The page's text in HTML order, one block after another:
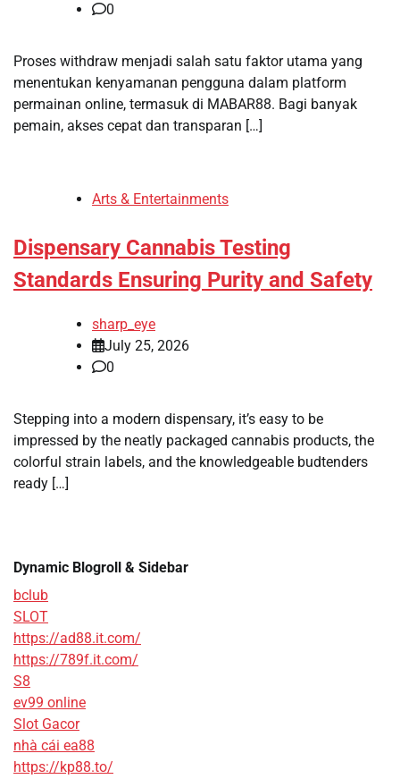
0
Proses withdraw menjadi salah satu faktor utama yang
menentukan kenyamanan pengguna dalam platform
permainan online, termasuk di MABAR88. Bagi banyak
pemain, akses cepat dan transparan […]
Arts & Entertainments
Dispensary Cannabis Testing
Standards Ensuring Purity and Safety
sharp_eye
July 25, 2026
0
Stepping into a modern dispensary, it’s easy to be
impressed by the neatly packaged cannabis products, the
colorful strain labels, and the knowledgeable budtenders
ready […]
Dynamic Blogroll & Sidebar
bclub
SLOT
https://ad88.it.com/
https://789f.it.com/
S8
ev99 online
Slot Gacor
nhà cái ea88
https://kp88.to/